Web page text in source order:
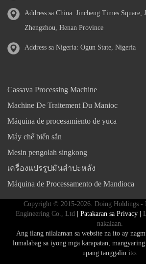
Address sa China: Jincheng Times Square,
Zhengzhou, Henan Province
Address sa Nigeria: Ogun State, Nigeria
Cassava Processing Machine
Machine De Traitement Du Manioc
Máquina de procesamiento de yuca
Máy chế biến sắn
Mesin pengolah singkong
เครื่องแปรรูปมันสำปะหลัง
Máquina de Processamento de Mandioca
Copyright © 2015-2026. Doing Holdings -
Engineering Co., Ltd| Patakaran sa Privacy |
nakalaan.
Ang ilang nilalaman sa website na ito ay
lumalabag sa iyong mga karapatan,
upang tanggalin ito.